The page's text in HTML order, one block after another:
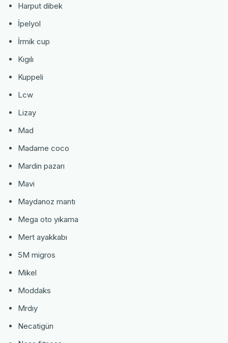
Harput dibek
İpelyol
İrmik cup
Kıgılı
Kuppeli
Lcw
Lizay
Mad
Madame coco
Mardin pazarı
Mavi
Maydanoz mantı
Mega oto yıkama
Mert ayakkabı
5M migros
Mikel
Moddaks
Mrdıy
Necatigün